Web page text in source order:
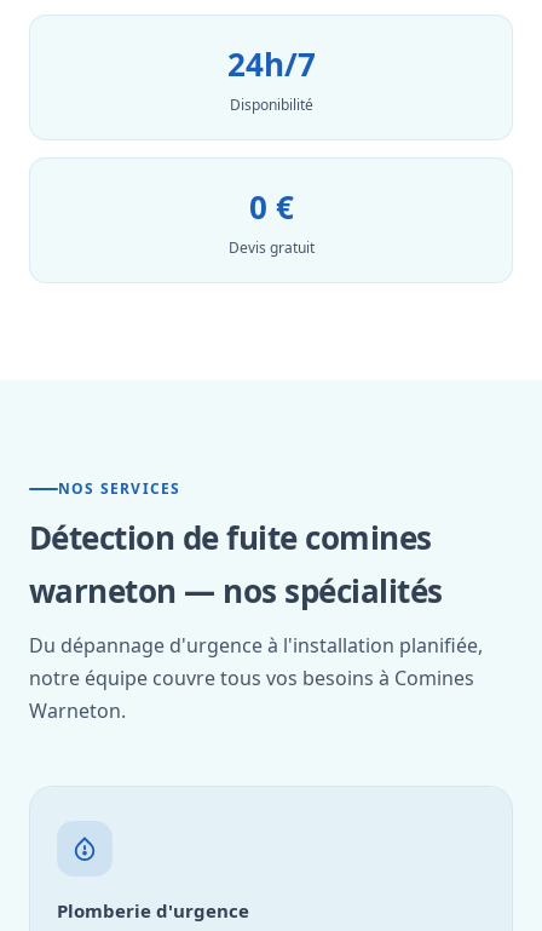
24h/7
Disponibilité
0 €
Devis gratuit
NOS SERVICES
Détection de fuite comines
warneton — nos spécialités
Du dépannage d'urgence à l'installation planifiée,
notre équipe couvre tous vos besoins à Comines
Warneton.
Plomberie d'urgence